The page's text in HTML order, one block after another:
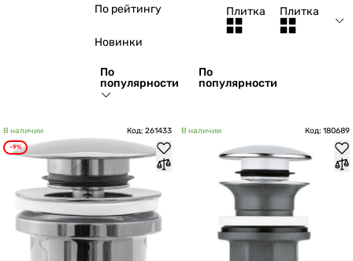
По рейтингу
Новинки
По
популярности
По
популярности
Плитка Плитка
В наличии Код: 261433
-9%
В наличии Код: 180689